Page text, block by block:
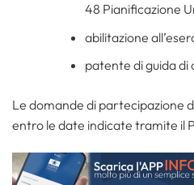
48 Pianificazione
abilitazione
patente di guida di
Le domande di partecipazione
entro le date indicate tramite il